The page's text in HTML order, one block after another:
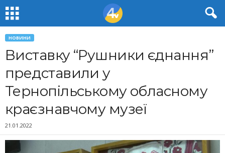
НОВИНИ
Виставку “Рушники єднання”
представили у
Тернопільському обласному
краєзнавчому музеї
21.01.2022